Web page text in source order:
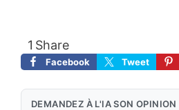
Share
1
Facebook Tweet
DEMANDEZ À L'IA SON OPINION